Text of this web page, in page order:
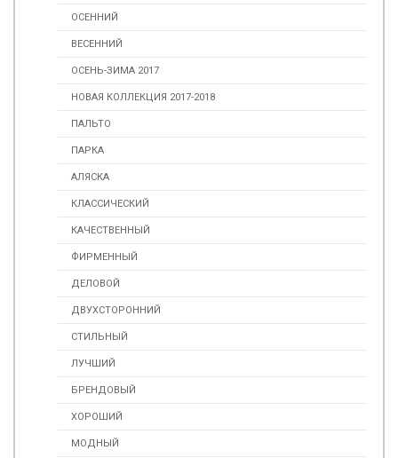
ОСЕННИЙ
ВЕСЕННИЙ
ОСЕНЬ-ЗИМА 2017
НОВАЯ КОЛЛЕКЦИЯ 2017-2018
ПАЛЬТО
ПАРКА
АЛЯСКА
КЛАССИЧЕСКИЙ
КАЧЕСТВЕННЫЙ
ФИРМЕННЫЙ
ДЕЛОВОЙ
ДВУХСТОРОННИЙ
СТИЛЬНЫЙ
ЛУЧШИЙ
БРЕНДОВЫЙ
ХОРОШИЙ
МОДНЫЙ